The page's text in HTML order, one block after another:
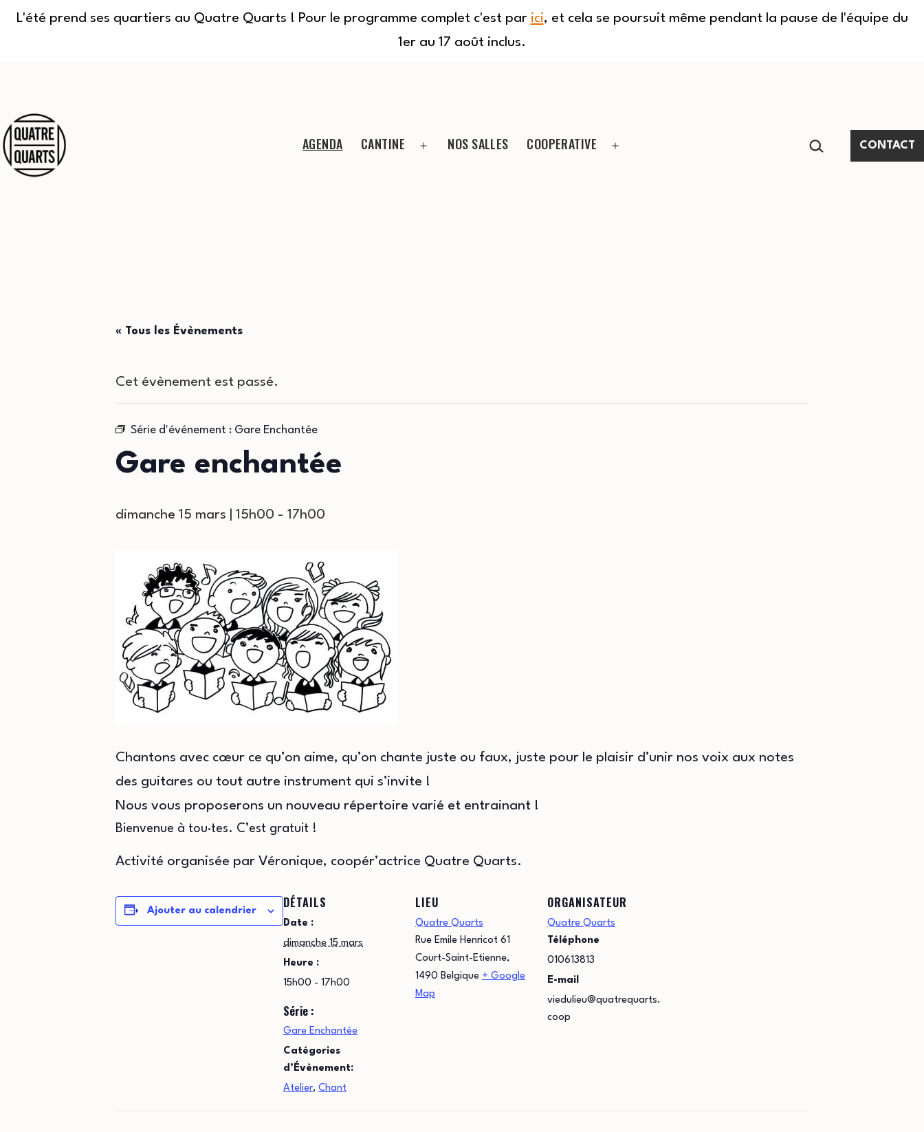
L'été prend ses quartiers au Quatre Quarts ! Pour le programme complet c'est par ici, et cela se poursuit même pendant la pause de l'équipe du
1er au 17 août inclus.
contenu
AGENDA CANTINE NOS SALLES COOPERATIVE RECHERCHER…
CONTACT
« Tous les Évènements
Cet évènement est passé.
Série d'événement : Gare Enchantée
Gare enchantée
dimanche 15 mars | 15h00 - 17h00
Chantons avec cœur ce qu’on aime, qu’on chante juste ou faux, juste pour le plaisir d’unir nos voix aux notes
des guitares ou tout autre instrument qui s’invite !
Nous vous proposerons un nouveau répertoire varié et entrainant !
Bienvenue à tou·tes. C’est gratuit !
Activité organisée par Véronique, coopér’actrice Quatre Quarts.
Ajouter au calendrier
DÉTAILS
Date :
dimanche 15 mars
Heure :
15h00 - 17h00
Série :
Gare Enchantée
Catégories
d’Évènement:
Atelier, Chant
LIEU
Quatre Quarts
Rue Emile Henricot 61
Court-Saint-Etienne,
1490 Belgique + Google
Map
ORGANISATEUR
Quatre Quarts
Téléphone
010613813
E-mail
viedulieu@quatrequarts.
coop